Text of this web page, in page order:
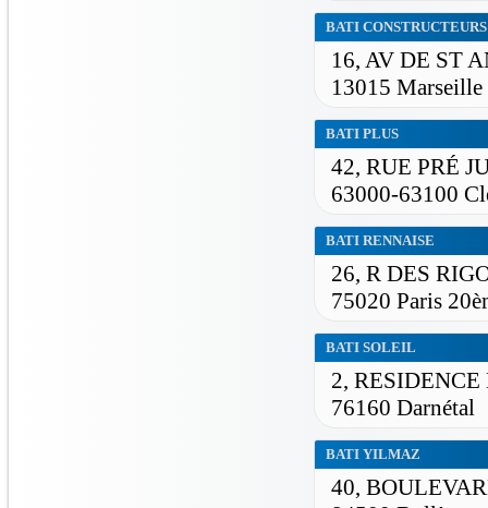
BATI CONSTRUCTEURS
16, AV DE ST
13015 Marseille
BATI PLUS
42, RUE PRÉ
63000-63100
BATI RENNAISE
26, R DES
75020 Paris
BATI SOLEIL
2,
76160 Darnétal
BATI YILMAZ
40,